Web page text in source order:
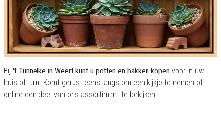
Bij 't Tunnelke in Weert kunt u potten en bakken kopen voor in uw
huis of tuin. Komt gerust eens langs om een kijkje te nemen of
online een deel van ons assortiment te bekijken.